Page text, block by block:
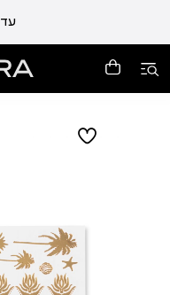
עד 5 ימי אספקה